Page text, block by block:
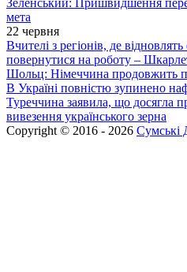
Зеленський: Пришвидшення
мета
22 червня
Вчителі з регіонів, де
повернутися на роботу –
Шольц: Німеччина продовжить
В Україні повністю зупинено
Туреччина заявила, що досягла
вивезення українського зерна
Copyright © 2016 - 2026 Сумські